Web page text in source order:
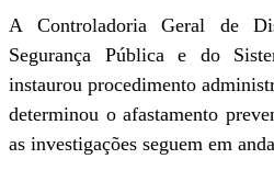
A Controladoria Geral de
Segurança Pública e do
instaurou procedimento
determinou o afastamento
as investigações seguem em